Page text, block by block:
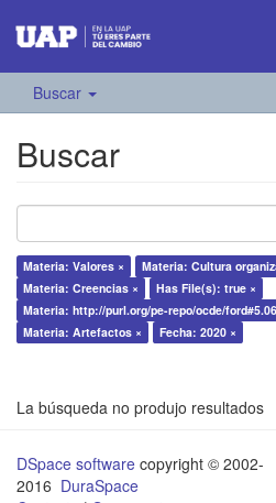
Buscar
Buscar
Materia: Valores × Materia: Cultura
Materia: Creencias ×
Has File(s): true ×
Materia: http://purl.org/pe-repo/ocde/
Materia: Artefactos ×
Fecha: 2020 ×
La búsqueda no produjo resultados
DSpace software copyright © 2002-
2016 DuraSpace